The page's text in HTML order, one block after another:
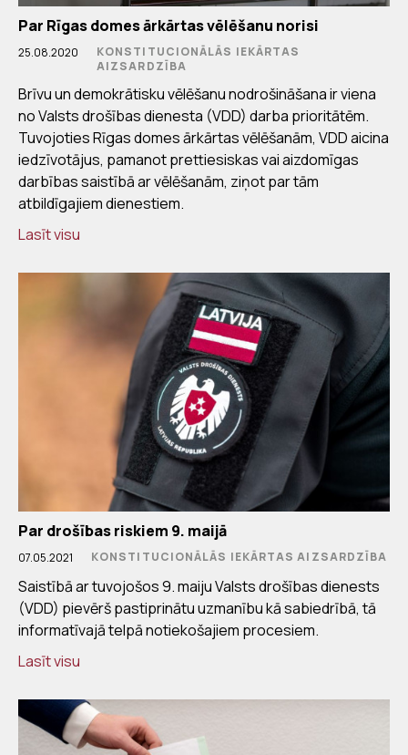
Par Rīgas domes ārkārtas vēlēšanu norisi
25.08.2020
KONSTITUCIONĀLĀS IEKĀRTAS
AIZSARDZĪBA
Brīvu un demokrātisku vēlēšanu nodrošināšana ir viena
no Valsts drošības dienesta (VDD) darba prioritātēm.
Tuvojoties Rīgas domes ārkārtas vēlēšanām, VDD aicina
iedzīvotājus, pamanot prettiesiskas vai aizdomīgas
darbības saistībā ar vēlēšanām, ziņot par tām
atbildīgajiem dienestiem.
Lasīt visu
Par drošības riskiem 9. maijā
07.05.2021 KONSTITUCIONĀLĀS IEKĀRTAS AIZSARDZĪBA
Saistībā ar tuvojošos 9. maiju Valsts drošības dienests
(VDD) pievērš pastiprinātu uzmanību kā sabiedrībā, tā
informatīvajā telpā notiekošajiem procesiem.
Lasīt visu